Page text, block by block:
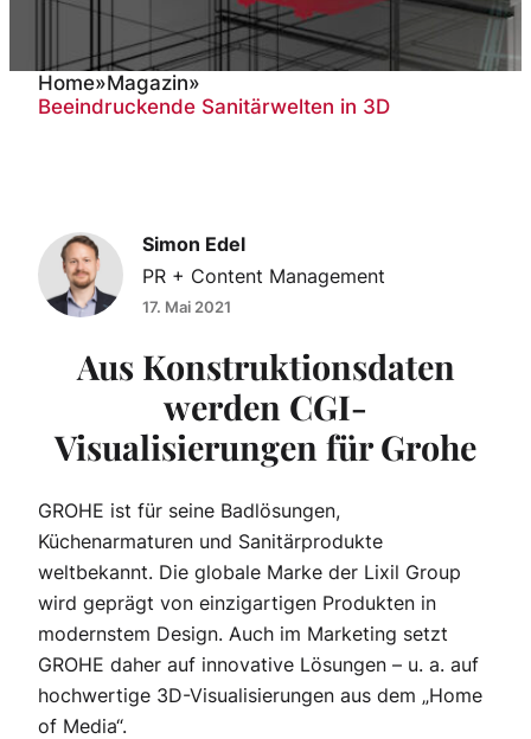
Home»Magazin»
Beeindruckende Sanitärwelten in 3D
Simon Edel
PR + Content Management
17. Mai 2021
Aus Konstruktionsdaten
werden CGI-
Visualisierungen für Grohe
GROHE ist für seine Badlösungen,
Küchenarmaturen und Sanitärprodukte
weltbekannt. Die globale Marke der Lixil Group
wird geprägt von einzigartigen Produkten in
modernstem Design. Auch im Marketing setzt
GROHE daher auf innovative Lösungen – u. a. auf
hochwertige 3D-Visualisierungen aus dem „Home
of Media“.